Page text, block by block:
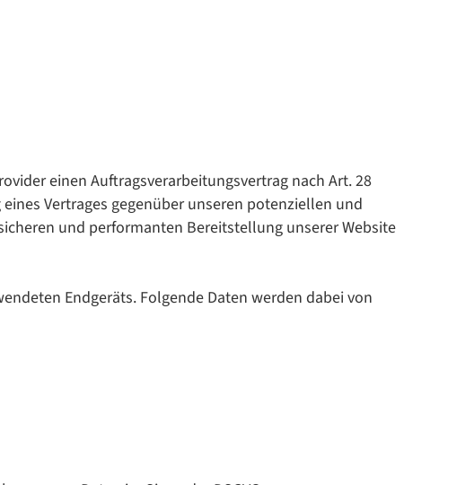
einen Auftragsverarbeitungsvertrag nach Art. 28
Vertrages gegenüber unseren potenziellen und
und performanten Bereitstellung unserer Website
Endgeräts. Folgende Daten werden dabei von